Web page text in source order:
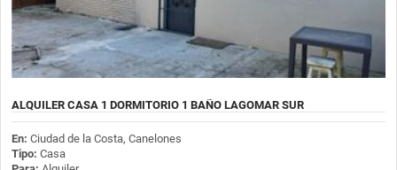
ALQUILER CASA 1 DORMITORIO 1 BAÑO LAGOMAR SUR
En: Ciudad de la Costa, Canelones
Tipo: Casa